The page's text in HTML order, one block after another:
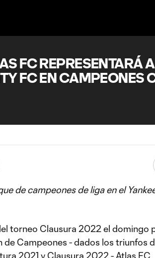
FC REPRESENTARÁ
FC EN CAMPEONES
de campeones de liga en el
torneo Clausura 2022 el domingo
de Campeones - dados los triunfos
2021 y Clausura 2022 - Atlas FC